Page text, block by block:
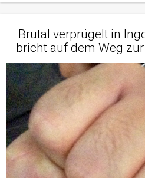
Brutal verprügelt in
bricht auf dem Weg